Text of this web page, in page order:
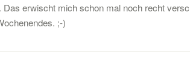
Das erwischt mich schon mal noch recht
;-)